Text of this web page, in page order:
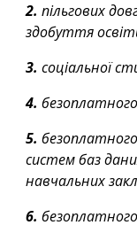
2. пільгових
здобуття
3. соціальної
4.
5.
систем баз
навчальних
6.